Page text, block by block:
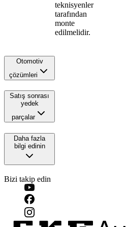
teknisyenler
tarafından
monte
edilmelidir.
Otomotiv
çözümleri
Satış sonrası
yedek
parçalar
Daha fazla
bilgi edinin
Bizi takip edin